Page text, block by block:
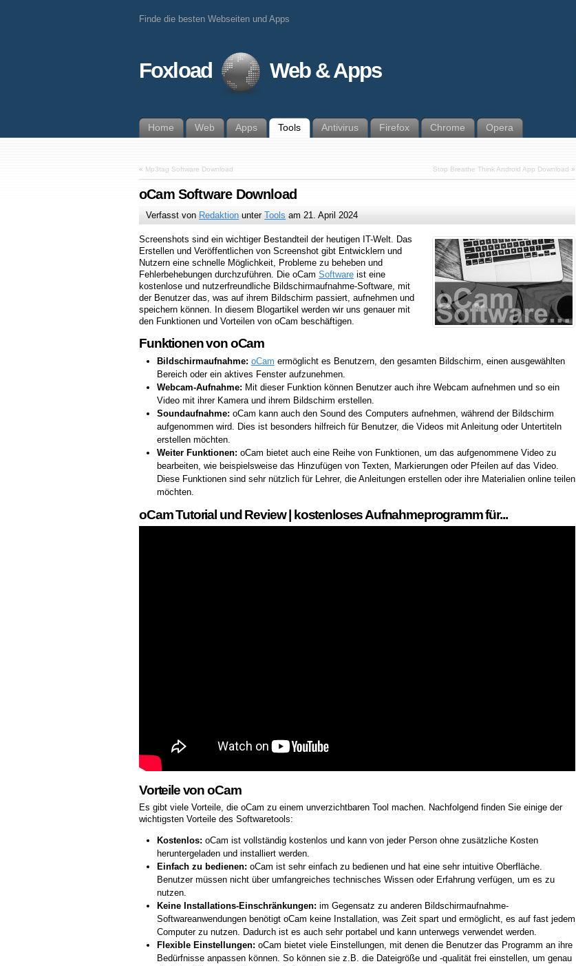
Finde die besten Webseiten und Apps
Foxload Web & Apps
Home Web Apps Tools Antivirus Firefox Chrome Opera
« Mp3tag Software Download Stop Breathe Think Android App Download »
oCam Software Download
Verfasst von Redaktion unterTools am21. April 2024
Screenshots sind ein wichtiger Bestandteil der heutigen IT-Welt. Das
Erstellen und Veröffentlichen von Screenshot gibt Entwicklern und
Nutzern eine schnelle Möglichkeit, Probleme zu beheben und
Fehlerbehebungen durchzuführen. Die oCam Software ist eine
kostenlose und nutzerfreundliche Bildschirmaufnahme-Software, mit
der Benutzer das, was auf ihrem Bildschirm passiert, aufnehmen und
speichern können. In diesem Blogartikel werden wir uns genauer mit
den Funktionen und Vorteilen von oCam beschäftigen.
Funktionen von oCam
Bildschirmaufnahme: oCam ermöglicht es Benutzern, den gesamten Bildschirm, einen ausgewählten
Bereich oder ein aktives Fenster aufzunehmen.
Webcam-Aufnahme: Mit dieser Funktion können Benutzer auch ihre Webcam aufnehmen und so ein
Video mit ihrer Kamera und ihrem Bildschirm erstellen.
Soundaufnahme: oCam kann auch den Sound des Computers aufnehmen, während der Bildschirm
aufgenommen wird. Dies ist besonders hilfreich für Benutzer, die Videos mit Anleitung oder Untertiteln
erstellen möchten.
Weiter Funktionen: oCam bietet auch eine Reihe von Funktionen, um das aufgenommene Video zu
bearbeiten, wie beispielsweise das Hinzufügen von Texten, Markierungen oder Pfeilen auf das Video.
Diese Funktionen sind sehr nützlich für Lehrer, die Anleitungen erstellen oder ihre Materialien online teilen
möchten.
oCam Tutorial und Review | kostenloses Aufnahmeprogramm für...
Vorteile von oCam
Es gibt viele Vorteile, die oCam zu einem unverzichtbaren Tool machen. Nachfolgend finden Sie einige der
wichtigsten Vorteile des Softwaretools:
Kostenlos: oCam ist vollständig kostenlos und kann von jeder Person ohne zusätzliche Kosten
heruntergeladen und installiert werden.
Einfach zu bedienen: oCam ist sehr einfach zu bedienen und hat eine sehr intuitive Oberfläche.
Benutzer müssen nicht über umfangreiches technisches Wissen oder Erfahrung verfügen, um es zu
nutzen.
Keine Installations-Einschränkungen: im Gegensatz zu anderen Bildschirmaufnahme-
Softwareanwendungen benötigt oCam keine Installation, was Zeit spart und ermöglicht, es auf fast jedem
Computer zu nutzen. Dadurch ist es auch sehr portabel und kann unterwegs verwendet werden.
Flexible Einstellungen: oCam bietet viele Einstellungen, mit denen die Benutzer das Programm an ihre
Bedürfnisse anpassen können. So können sie z.B. die Dateigröße und -qualität frei einstellen, um genau